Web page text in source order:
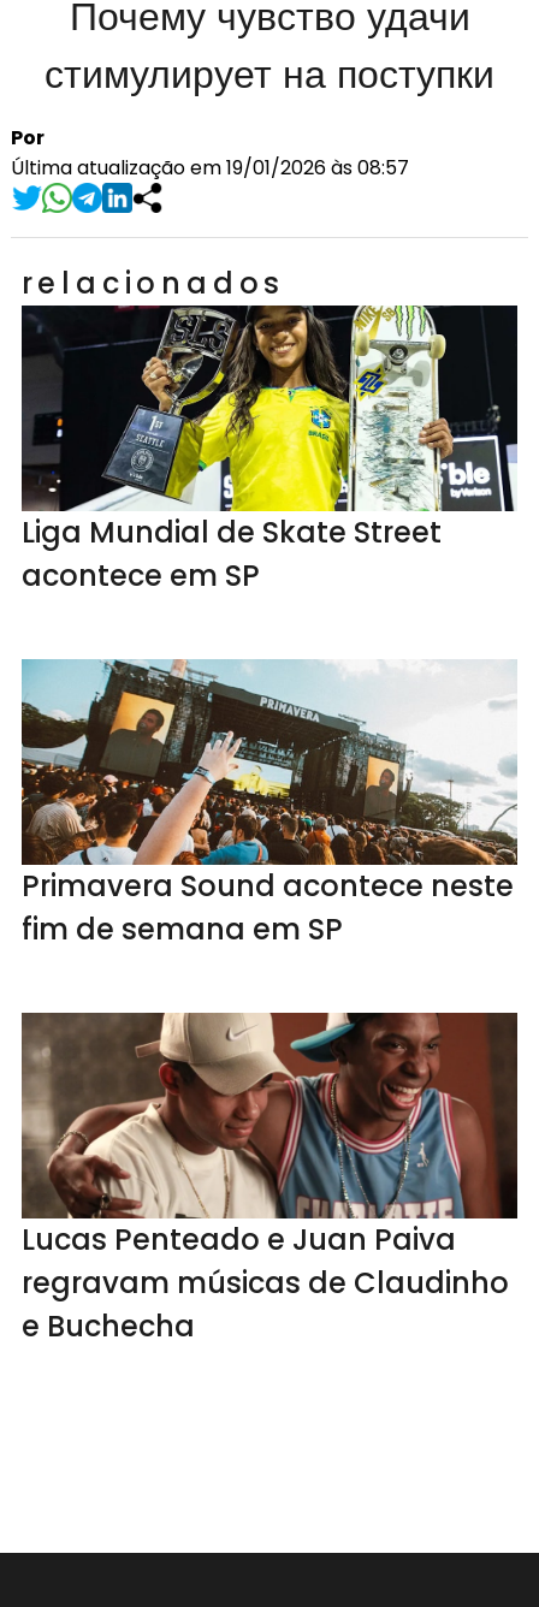
Почему чувство удачи
стимулирует на поступки
Por
Última atualização em 19/01/2026 às 08:57
relacionados
Liga Mundial de Skate Street
acontece em SP
Primavera Sound acontece neste
fim de semana em SP
Lucas Penteado e Juan Paiva
regravam músicas de Claudinho
e Buchecha